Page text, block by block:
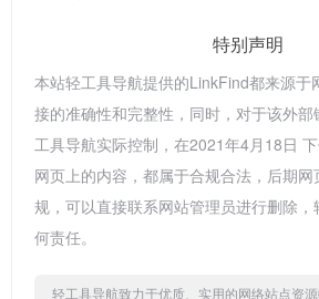
特别声明
本站轻工具导航提供的LinkFind都来源于
接的准确性和完整性，同时，对于该外
工具导航实际控制，在2021年4月18日
网页上的内容，都属于合规合法，后期
规，可以直接联系网站管理员进行删除
何责任。
轻工具导航致力于优质、实用的网络站点资源